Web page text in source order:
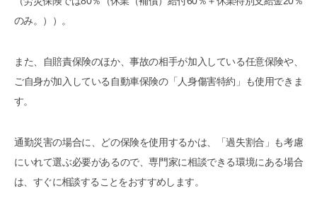
のみ。））。
また、自賠責保険のほか、事故の相手が加入している任意保険や、
ご自身が加入している自動車保険の「人身傷害特約」も使用できま
す。
通勤災害の場合に、どの保険を使用するかは、「過失割合」も考慮
にいれて選ぶ必要があるので、専門家に相談できる環境にある場合
は、すぐに相談することをおすすめします。